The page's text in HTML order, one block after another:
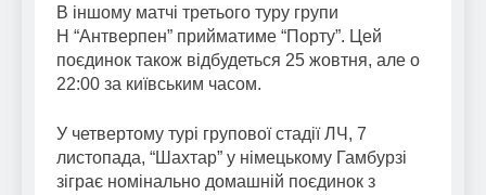
В іншому матчі третього туру групи
H “Антверпен” прийматиме “Порту”. Цей
поєдинок також відбудеться 25 жовтня, але о
22:00 за київським часом.
У четвертому турі групової стадії ЛЧ, 7
листопада, “Шахтар” у німецькому Гамбурзі
зіграє номінально домашній поєдинок з